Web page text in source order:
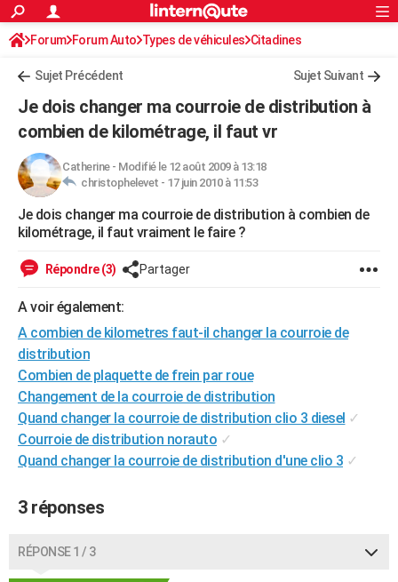
ACTUALITÉS
Politique
Société
Faits Divers
Education
Monde
Villes
+
Programme TV
Streaming
Sorties cinéma
FINANCE
Retraite
Impôts
Epargne
Immobilier
Risques naturels par ville
Banque
Assurance
Crédit
AUTO
Essais
Réserver un essai
Citadines
Berlines
SUV
Forum auto
HIGH-TECH
Mobiles
Meilleur smartphone
Internet
Ordinateurs
Jeux vidéo
Guide high-tech
BRICOLAGE
Forum
Aménagement intérieur
Extérieur
Cuisine
Salle de bains
Jardinage
Rangement
WEEK-END
Guides de France
Escapades
Patrimoine
Expositions
Musées
Week-end nature
+LIFESTYLE
Art de vivre
Bien-être
Loisirs
Mode
Modes de vie
SANTE
Alimentation
Guide de la santé
Maladies
Médicaments
Sommeil
VOYAGE
Destinations
City break
Voyage nature
Voyage de noces
Forum
Climat
+PHOTO
GUIDES D'ACHAT
Carte de Noël
Carte Bonne année
Carte Saint-Valentin
Carte Pâques
Carte d'anniversaire
S'inscrire
Connexion
Forum Forum Auto Types de véhicules Citadines
Sujet Précédent Sujet Suivant
Je dois changer ma courroie de distribution à
combien de kilométrage, il faut vr
Catherine- Modifié le 12 août 2009 à 13:18
christophelevet - 17 juin 2010 à 11:53
Je dois changer ma courroie de distribution à combien de
kilométrage, il faut vraiment le faire ?
Répondre (3) Partager
A voir également:
A combien de kilometres faut-il changer la courroie de
distribution
Combien de plaquette de frein par roue
Changement de la courroie de distribution
Quand changer la courroie de distribution clio 3 diesel ✓
Courroie de distribution norauto ✓
Quand changer la courroie de distribution d'une clio 3 ✓
3 réponses
RÉPONSE 1 / 3